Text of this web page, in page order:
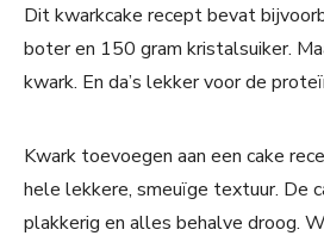
Dit kwarkcake recept bevat
boter en 150 gram kristalsuiker.
kwark. En da’s lekker voor de
Kwark toevoegen aan een cake
hele lekkere, smeuïge textuur. De
plakkerig en alles behalve droog.